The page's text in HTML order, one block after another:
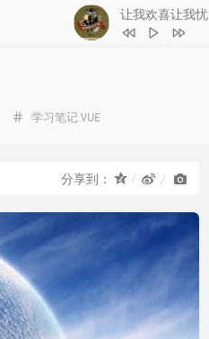
让我欢喜让我忧
3
5 遇到
分
学习笔记VUE
分享到：